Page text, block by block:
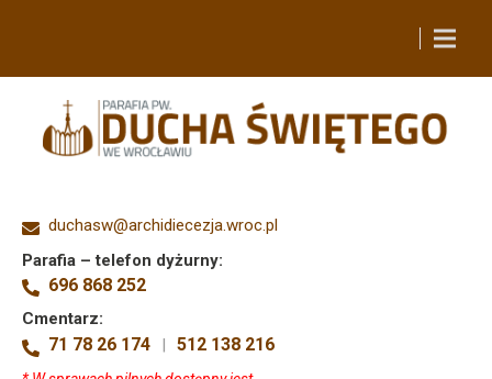
duchasw@archidiecezja.wroc.pl
Parafia – telefon dyżurny:
696 868 252
Cmentarz:
71 78 26 174 | 512 138 216